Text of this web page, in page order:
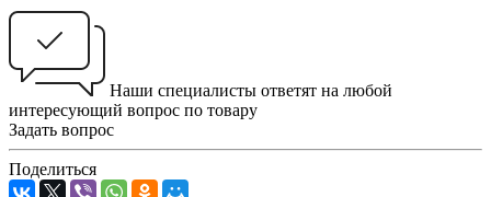
Наши специалисты ответят на любой
интересующий вопрос по товару
Задать вопрос
Поделиться